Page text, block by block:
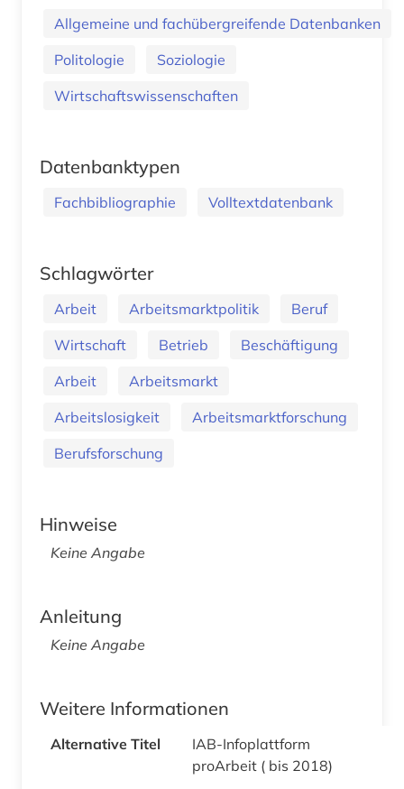
Allgemeine und fachübergreifende Datenbanken
Politologie
Soziologie
Wirtschaftswissenschaften
Datenbanktypen
Fachbibliographie Volltextdatenbank
Schlagwörter
Arbeit Arbeitsmarktpolitik
Beruf
Wirtschaft
Betrieb
Beschäftigung
Arbeit
Arbeitsmarkt
Arbeitslosigkeit
Arbeitsmarktforschung
Berufsforschung
Hinweise
Keine Angabe
Anleitung
Keine Angabe
Weitere Informationen
Alternative Titel
IAB-Infoplattform
proArbeit ( bis 2018)